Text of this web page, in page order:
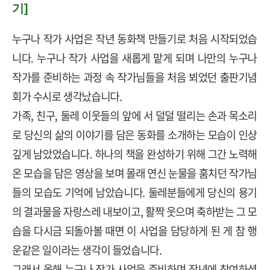
기]
누구나 작가 사업은 작년 동화책 만들기로 처음 시작되었습
니다. 누구나 작가 사업을 새롭게 맡게 되며 나만의 누구나
작가를 준비하는 과정 속 작가님들을 처음 뵈었던 출판기념
회가 수시로 생각났습니다.
가족, 친구, 둘레 이웃들의 앞에 서 덜덜 떨리는 손과 목소리
로 당신의 삶의 이야기를 담은 동화를 소개하는 모습이 인상
깊게 남았었습니다. 하나의 책을 완성하기 위해 그간 노력해
온 모습을 담은 영상을 보며 몰래 연신 눈물을 훔치던 작가님
들의 모습도 기억에 남았습니다. 둘레분들에게 당신의 용기
의 결과물을 자랑스레 내보이고,활짝 웃으며 축하받는 그 모
습을 다시금 되돌아볼 때면 이 사업을 담당하게 된 게 참 행
운같은 일이라는 생각이 들었습니다.